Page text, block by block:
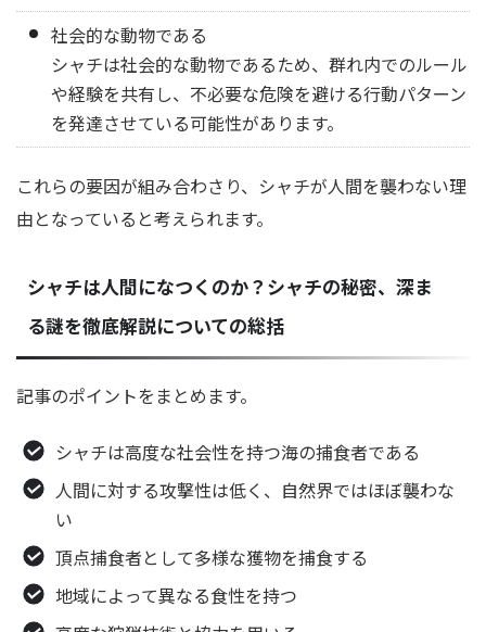
社会的な動物である
シャチは社会的な動物であるため、群れ内でのルール
や経験を共有し、不必要な危険を避ける行動パターン
を発達させている可能性があります。
これらの要因が組み合わさり、シャチが人間を襲わない理
由となっていると考えられます。
シャチは人間になつくのか？シャチの秘密、深ま
る謎を徹底解説についての総括
記事のポイントをまとめます。
シャチは高度な社会性を持つ海の捕食者である
人間に対する攻撃性は低く、自然界ではほぼ襲わな
い
頂点捕食者として多様な獲物を捕食する
地域によって異なる食性を持つ